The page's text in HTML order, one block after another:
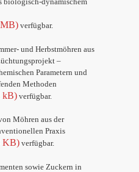
verfügbar.
und Herbstmöhren aus
–
Parametern und
Methoden
kB)verfügbar.
Möhren aus der
Praxis
KB) verfügbar.
sowie Zuckern in